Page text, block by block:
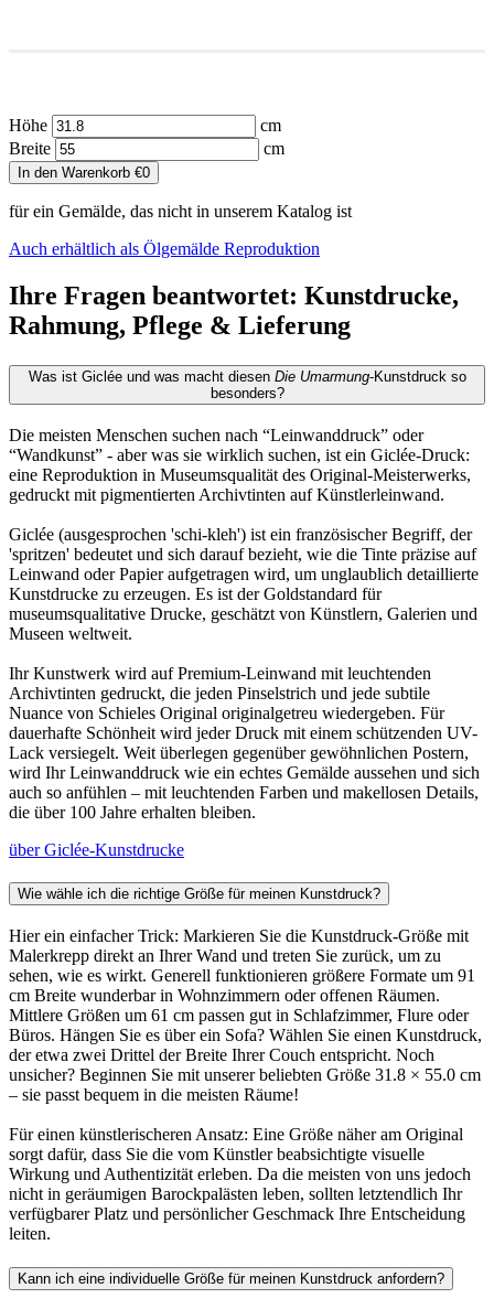
Höhe
cm
Breite
cm
In den Warenkorb €0
für ein Gemälde, das nicht in unserem Katalog ist
Auch erhältlich als Ölgemälde Reproduktion
Ihre Fragen beantwortet: Kunstdrucke,
Rahmung, Pflege & Lieferung
Was ist Giclée und was macht diesen Die Umarmung-Kunstdruck so
besonders?
Die meisten Menschen suchen nach “Leinwanddruck” oder
“Wandkunst” - aber was sie wirklich suchen, ist ein Giclée-Druck:
eine Reproduktion in Museumsqualität des Original-Meisterwerks,
gedruckt mit pigmentierten Archivtinten auf Künstlerleinwand.
Giclée (ausgesprochen 'schi-kleh') ist ein französischer Begriff, der
'spritzen' bedeutet und sich darauf bezieht, wie die Tinte präzise auf
Leinwand oder Papier aufgetragen wird, um unglaublich detaillierte
Kunstdrucke zu erzeugen. Es ist der Goldstandard für
museumsqualitative Drucke, geschätzt von Künstlern, Galerien und
Museen weltweit.
Ihr Kunstwerk wird auf Premium-Leinwand mit leuchtenden
Archivtinten gedruckt, die jeden Pinselstrich und jede subtile
Nuance von Schieles Original originalgetreu wiedergeben. Für
dauerhafte Schönheit wird jeder Druck mit einem schützenden UV-
Lack versiegelt. Weit überlegen gegenüber gewöhnlichen Postern,
wird Ihr Leinwanddruck wie ein echtes Gemälde aussehen und sich
auch so anfühlen – mit leuchtenden Farben und makellosen Details,
die über 100 Jahre erhalten bleiben.
über Giclée-Kunstdrucke
Wie wähle ich die richtige Größe für meinen Kunstdruck?
Hier ein einfacher Trick: Markieren Sie die Kunstdruck-Größe mit
Malerkrepp direkt an Ihrer Wand und treten Sie zurück, um zu
sehen, wie es wirkt. Generell funktionieren größere Formate um 91
cm Breite wunderbar in Wohnzimmern oder offenen Räumen.
Mittlere Größen um 61 cm passen gut in Schlafzimmer, Flure oder
Büros. Hängen Sie es über ein Sofa? Wählen Sie einen Kunstdruck,
der etwa zwei Drittel der Breite Ihrer Couch entspricht. Noch
unsicher? Beginnen Sie mit unserer beliebten Größe 31.8 × 55.0 cm
– sie passt bequem in die meisten Räume!
Für einen künstlerischeren Ansatz: Eine Größe näher am Original
sorgt dafür, dass Sie die vom Künstler beabsichtigte visuelle
Wirkung und Authentizität erleben. Da die meisten von uns jedoch
nicht in geräumigen Barockpalästen leben, sollten letztendlich Ihr
verfügbarer Platz und persönlicher Geschmack Ihre Entscheidung
leiten.
Kann ich eine individuelle Größe für meinen Kunstdruck anfordern?